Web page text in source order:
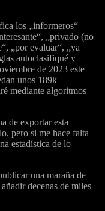
los „informeros“
„privado (no
„por evaluar“, „ya
autoclasifiqué y
de 2023 este
unos 189k
mediante algoritmos
de exportar esta
pero si me hace falta
estadística de lo
una maraña de
decenas de miles